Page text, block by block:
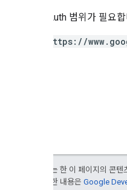
다음 OAuth 범위가 필요
https://
달리 명시되지 않는 한 이 페이지의 콘텐
부여됩니다. 자세한 내용은 Google